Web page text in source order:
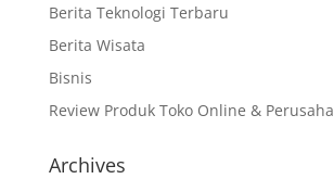
Berita Teknologi Terbaru
Berita Wisata
Bisnis
Review Produk Toko Online &
Archives